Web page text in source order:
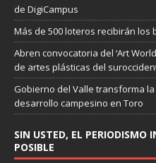
de DigiCampus
Más de 500 loteros recibirán los
Abren convocatoria del ‘Art
de artes plásticas del
Gobierno del Valle transforma
desarrollo campesino en Toro
SIN USTED, EL PERIODISMO
POSIBLE